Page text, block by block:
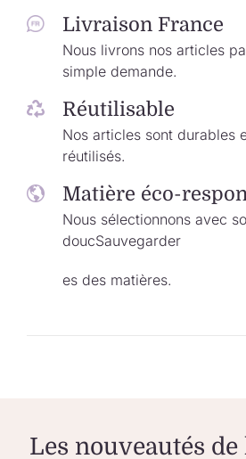
Livraison France
Nous livrons nos articles
simple demande.
Réutilisable
Nos articles sont durables
réutilisés.
Matière éco-
Nous sélectionnons avec
doucSauvegarder
es des matières.
Les nouveautés